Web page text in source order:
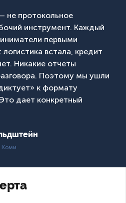
Коми
не протокольное
инструмент. Каждый
первыми
встала, кредит
Никакие отчеты
Поэтому мы ушли
к формату
дает конкретный